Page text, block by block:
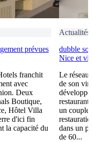
prévues
franchit
avec
Deux
Boutique,
Hôtel Villa
d'ici fin
la capacité du
Actualités
dubble
Nice et
Le réseau
de son
un couple
dans un
de 60...